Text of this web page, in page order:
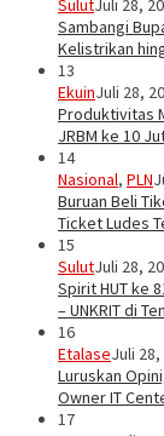
SulutJuli 28,
Sambangi
Kelistrikan
13
EkuinJuli 28,
Produktivitas
JRBM ke 10
14
Nasional, PLN
Buruan Beli
Ticket Ludes
15
SulutJuli 28,
Spirit HUT ke
– UNKRIT di
16
EtalaseJuli
Luruskan
Owner IT
17